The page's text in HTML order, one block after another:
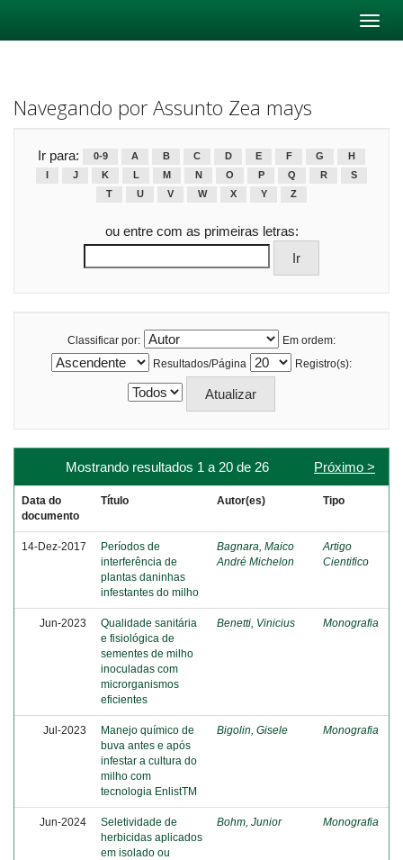
Navegando por Assunto Zea mays
Ir para: 0-9 A B C D E F G
H
J K L M N O P Q R
S
T
U V W X Y Z
ou entre com as primeiras letras:
Classificar por:
Em ordem:
Resultados/Página
Registro(s):
Mostrando resultados 1 a 20 de 26 Próximo >
Data do
documento
Título Autor(es) Tipo
14-Dez-2017
Períodos de
interferência de
plantas daninhas
infestantes do milho
Bagnara, Maico
André Michelon
Artigo
Cientifico
Jun-2023
Qualidade sanitária
e fisiológica de
sementes de milho
inoculadas com
microrganismos
eficientes
Benetti, Vinicius Monografia
Jul-2023
Manejo químico de
buva antes e após
infestar a cultura do
milho com
tecnologia EnlistTM
Bigolin, Gisele Monografia
Jun-2024
Seletividade de
herbicidas aplicados
em isolado ou
Bohm, Junior Monografia